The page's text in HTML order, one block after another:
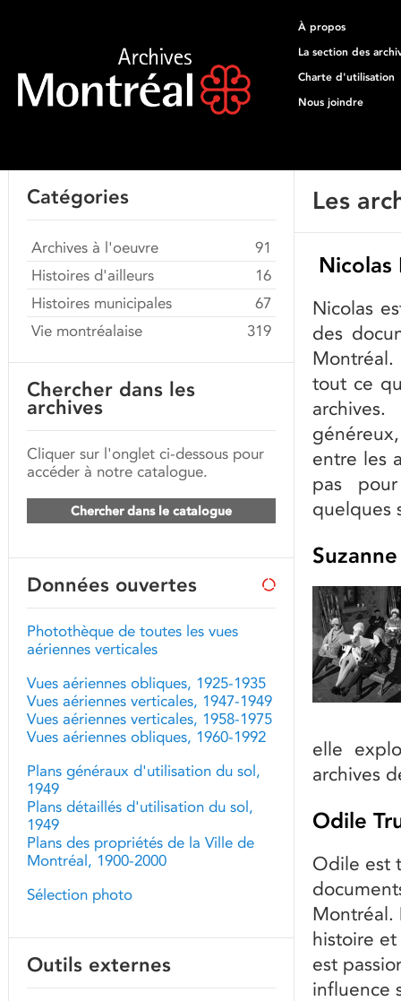
À propos
La section des
Charte d'utilisation
Nous joindre
Les
Nicolas
Nicolas
des
tout ce
entre les
pas
quelques
elle
archives
Odile
Odile est
Montréal.
histoire
est
influence
Catégories
Archives à l'oeuvre
91
Histoires d'ailleurs
16
Histoires municipales
67
Vie montréalaise
319
Chercher dans les
archives
Cliquer sur l'onglet ci-dessous pour
accéder à notre catalogue.
Chercher dans le catalogue
Données ouvertes
Photothèque de toutes les vues
aériennes verticales
Vues aériennes obliques, 1925-1935
Vues aériennes verticales, 1947-1949
Vues aériennes verticales, 1958-1975
Vues aériennes obliques, 1960-1992
Plans généraux d'utilisation du sol,
1949
Plans détaillés d'utilisation du sol,
1949
Plans des propriétés de la Ville de
Montréal, 1900-2000
Sélection photo
Outils externes